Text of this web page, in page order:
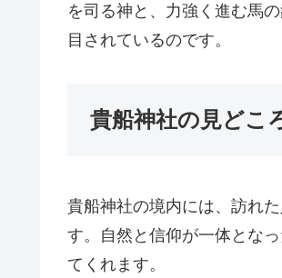
を司る神と、力強く進む馬
目されているのです。
貴船神社の見どこ
貴船神社の境内には、訪れ
す。自然と信仰が一体とな
てくれます。